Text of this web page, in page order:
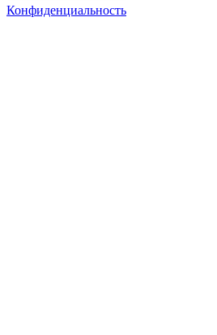
Конфиденциальность